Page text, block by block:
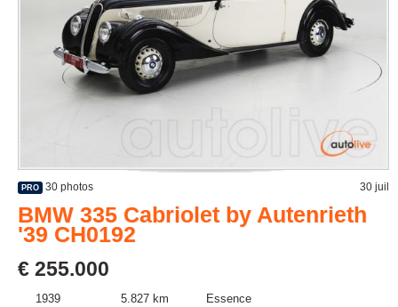
PRO 30 photos 30 juil
BMW 335 Cabriolet by Autenrieth
'39 CH0192
€ 255.000
1939 5.827 km
Essence